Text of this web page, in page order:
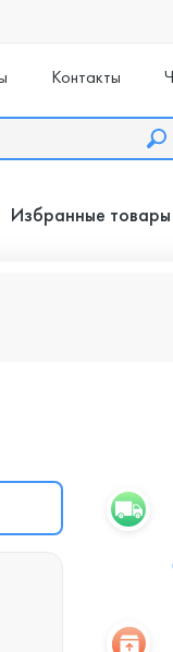
Контакты
Избранные товары